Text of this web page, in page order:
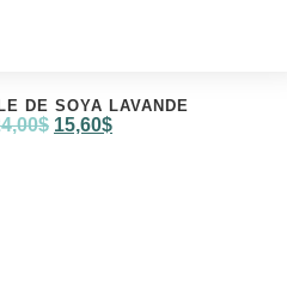
DE SOYA LAVANDE
$ 15,60$